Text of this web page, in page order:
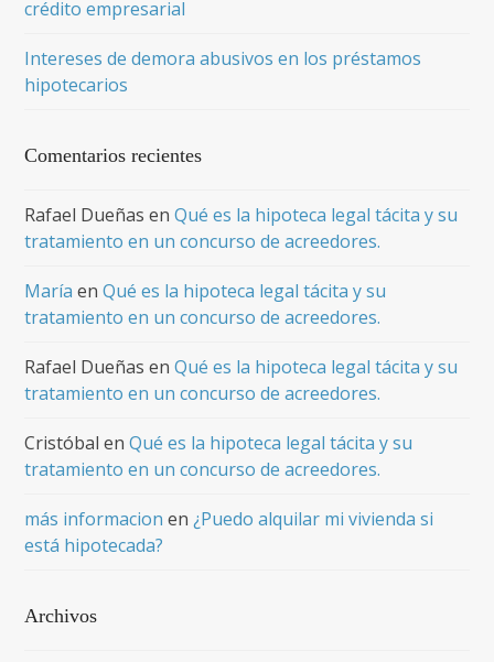
crédito empresarial
Intereses de demora abusivos en los préstamos
hipotecarios
Comentarios recientes
Rafael Dueñas enQué es la hipoteca legal tácita y su
tratamiento en un concurso de acreedores.
María enQué es la hipoteca legal tácita y su
tratamiento en un concurso de acreedores.
Rafael Dueñas enQué es la hipoteca legal tácita y su
tratamiento en un concurso de acreedores.
Cristóbal enQué es la hipoteca legal tácita y su
tratamiento en un concurso de acreedores.
más informacion en¿Puedo alquilar mi vivienda si
está hipotecada?
Archivos